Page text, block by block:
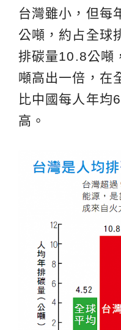
台灣雖小，但每
公噸，約占全球
排碳量10.8公噸
噸高出一倍，在
比中國每人年均
高。